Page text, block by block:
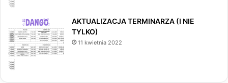
AKTUALIZACJA TERMINARZA (I NIE
TYLKO)
11 kwietnia 2022